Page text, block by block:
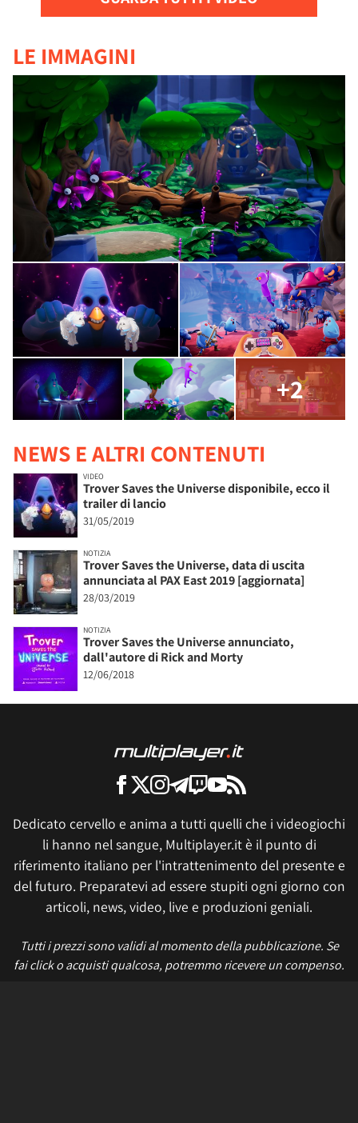
LE IMMAGINI
+2
NEWS E ALTRI CONTENUTI
VIDEO
Trover Saves the Universe disponibile, ecco il
trailer di lancio
31/05/2019
NOTIZIA
Trover Saves the Universe, data di uscita
annunciata al PAX East 2019 [aggiornata]
28/03/2019
NOTIZIA
Trover Saves the Universe annunciato,
dall'autore di Rick and Morty
12/06/2018
Dedicato cervello e anima a tutti quelli che i videogiochi
li hanno nel sangue, Multiplayer.it è il punto di
riferimento italiano per l'intrattenimento del presente e
del futuro. Preparatevi ad essere stupiti ogni giorno con
articoli, news, video, live e produzioni geniali.
Tutti i prezzi sono validi al momento della pubblicazione. Se
fai click o acquisti qualcosa, potremmo ricevere un compenso.